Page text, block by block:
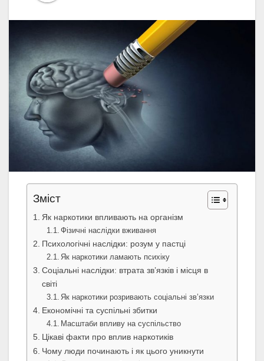
Зміст
Як наркотики впливають на організм
Фізичні наслідки вживання
Психологічні наслідки: розум у пастці
Як наркотики ламають психіку
Соціальні наслідки: втрата зв’язків і місця в
світі
Як наркотики розривають соціальні зв’язки
Економічні та суспільні збитки
Масштаби впливу на суспільство
Цікаві факти про вплив наркотиків
Чому люди починають і як цього уникнути